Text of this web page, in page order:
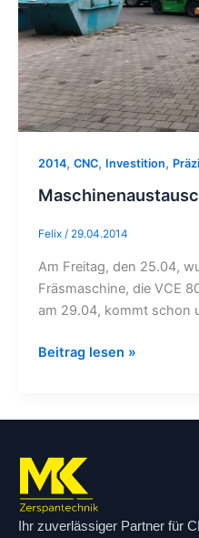
2014, CNC, Investition,
Felix / 29.04.2014
Am Freitag, den 25.04,
Fräsmaschine, die VCE
am 29.04, kommt schon
Beitrag lesen »
Ihr zuverlässiger Partner für